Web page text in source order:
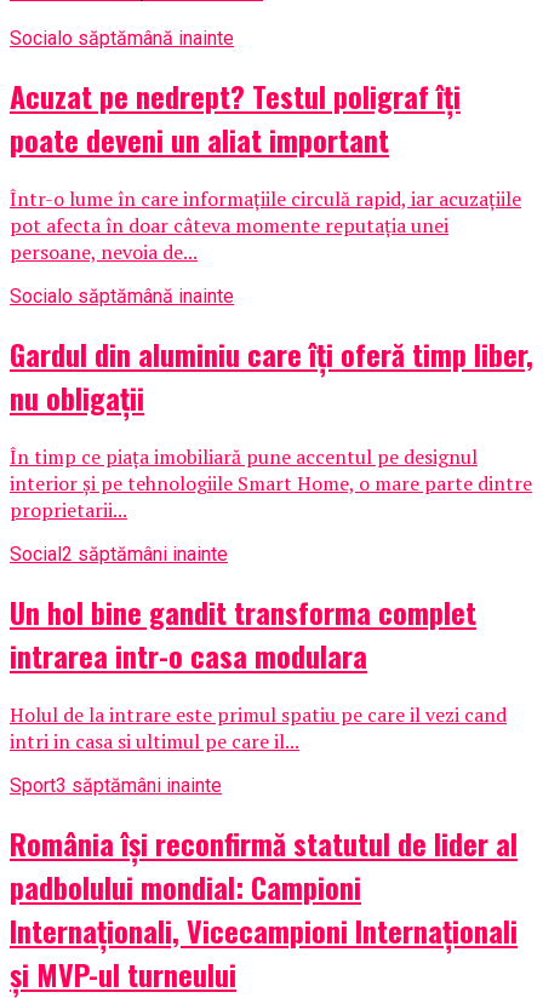
Social o săptămână inainte
Acuzat pe nedrept? Testul poligraf îţi
poate deveni un aliat important
Într-o lume în care informațiile circulă rapid, iar acuzațiile
pot afecta în doar câteva momente reputația unei
persoane, nevoia de...
Socialo săptămână inainte
Gardul din aluminiu care îți oferă timp liber,
nu obligații
În timp ce piața imobiliară pune accentul pe designul
interior și pe tehnologiile Smart Home, o mare parte dintre
proprietarii...
Social2 săptămâni inainte
Un hol bine gandit transforma complet
intrarea intr-o casa modulara
Holul de la intrare este primul spatiu pe care il vezi cand
intri in casa si ultimul pe care il...
Sport3 săptămâni inainte
România își reconfirmă statutul de lider al
padbolului mondial: Campioni
Internaționali, Vicecampioni Internaționali
și MVP-ul turneului